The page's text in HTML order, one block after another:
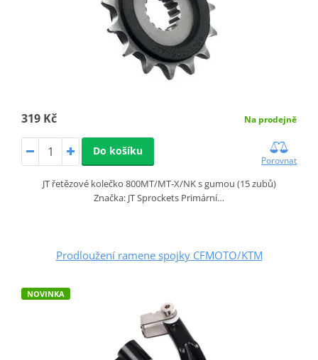
319 Kč Na prodejně
Do košíku
Porovnat
JT řetězové kolečko 800MT/MT‑X/NK s gumou (15 zubů)
Značka: JT Sprockets Primární…
Prodloužení ramene spojky CFMOTO/KTM
NOVINKA